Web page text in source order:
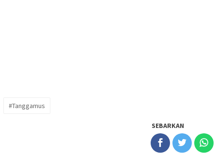
#Tanggamus
SEBARKAN